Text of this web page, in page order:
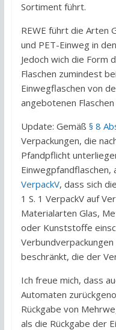
Sortiment führt.
REWE führt die Arten
und PET-Einweg in
Jedoch wich die Form
Flaschen zumindest
Einwegflaschen von
angebotenen Flaschen
Update: Gemäß § 8
Verpackungen, die
Pfandpflicht
Einwegpfandflaschen,
VerpackV, dass sich
1 S. 1 VerpackV auf
Materialarten Glas,
oder Kunststoffe
beschränkt, die der
Ich freue mich, dass
Automaten
Rückgabe von
als die Rückgabe der